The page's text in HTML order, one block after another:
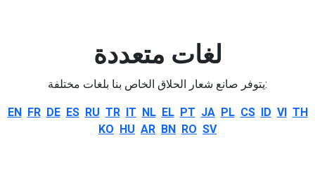
لغات متعددة
يتوفر صانع شعار الحلاق الخاص بنا بلغات مختلفة:
EN FR DE ES RU TR IT NL EL PT JA PL CS ID VI TH
KO HU AR BN RO SV